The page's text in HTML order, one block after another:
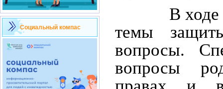
Социальный компас
В ходе
темы
вопросы.
вопросы